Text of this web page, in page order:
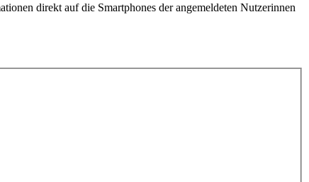
direkt auf die Smartphones der angemeldeten Nutzerinnen